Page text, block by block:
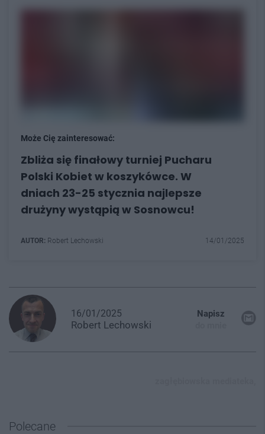
Może Cię zainteresować:
Zbliża się finałowy turniej Pucharu
Polski Kobiet w koszykówce. W
dniach 23-25 stycznia najlepsze
drużyny wystąpią w Sosnowcu!
AUTOR: Robert Lechowski 14/01/2025
16/01/2025
Robert Lechowski
Napisz
Polecane